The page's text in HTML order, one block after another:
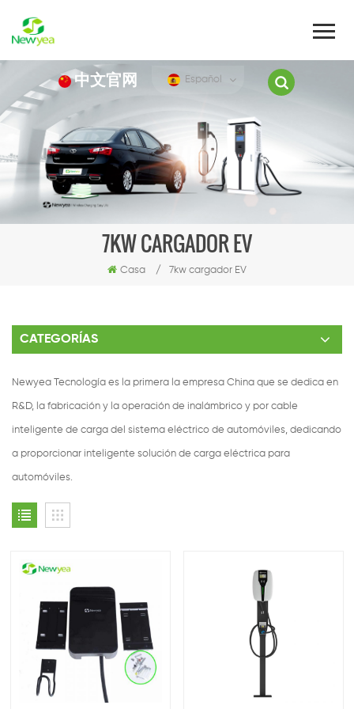
中文官网 Español
7KW CARGADOR EV
Casa / 7kw cargador EV
CATEGORÍAS
Newyea Tecnología es la primera la empresa China que se dedica en
R&D, la fabricación y la operación de inalámbrico y por cable
inteligente de carga del sistema eléctrico de automóviles, dedicando
a proporcionar inteligente solución de carga eléctrica para
automóviles.